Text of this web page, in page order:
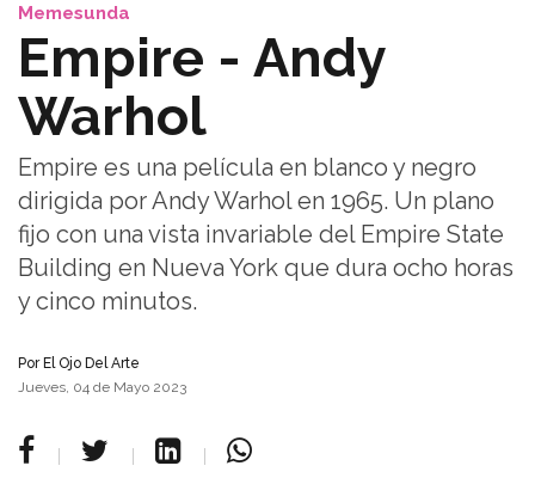
Memesunda
Empire - Andy
Warhol
Empire es una película en blanco y negro
dirigida por Andy Warhol en 1965. Un plano
fijo con una vista invariable del Empire State
Building en Nueva York que dura ocho horas
y cinco minutos.
Por El Ojo Del Arte
Jueves, 04 de Mayo 2023